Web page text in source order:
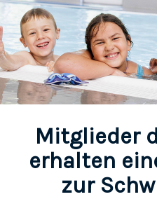
Mitglieder
erhalten
zur